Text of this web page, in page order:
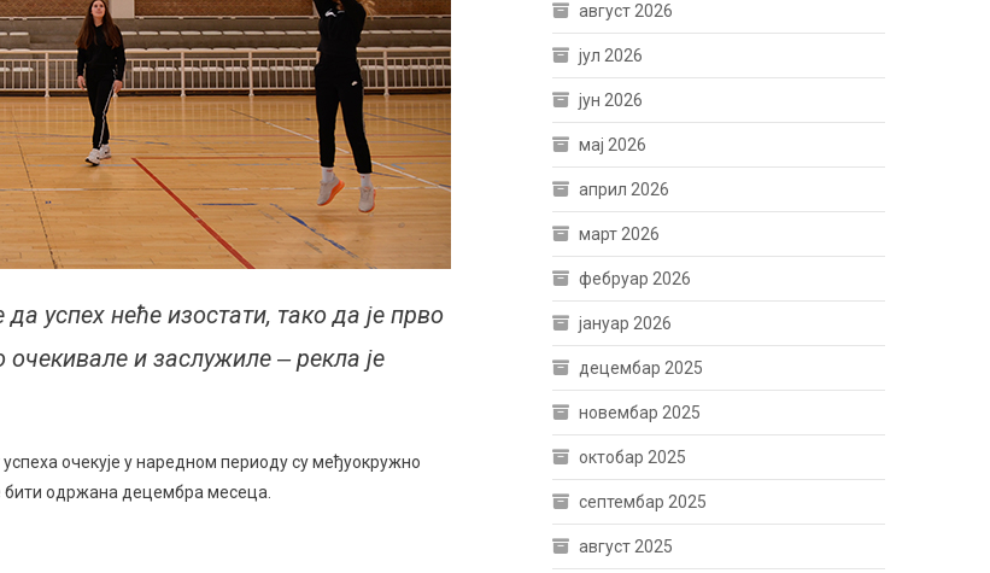
успех неће изостати, тако да је прво
и заслужиле ‒ рекла је
очекује у наредном периоду су међуокружно
бити одржана децембра месеца.
август 2026
јул 2026
јун 2026
мај 2026
април 2026
март 2026
фебруар 2026
јануар 2026
децембар 2025
новембар 2025
октобар 2025
септембар 2025
август 2025